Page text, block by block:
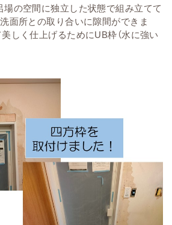
の空間に独立した状態で組み立てて
面所との取り合いに隙間ができま
しく仕上げるためにUB枠（水に強い